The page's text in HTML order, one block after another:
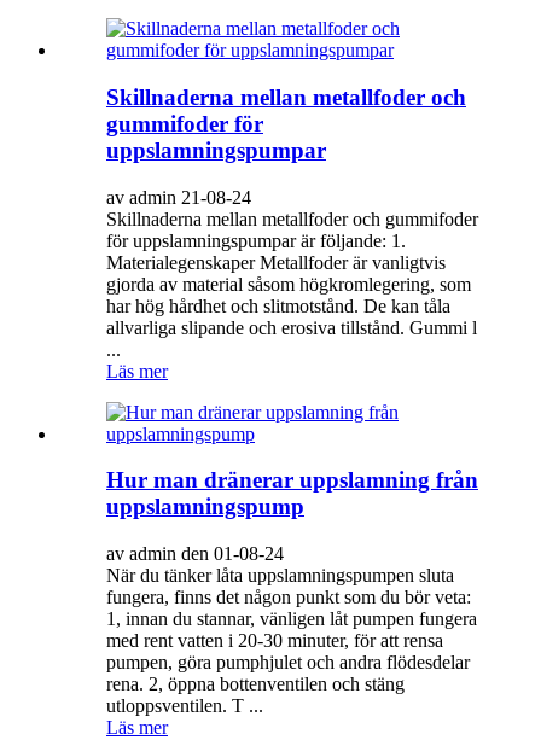
Skillnaderna mellan metallfoder och
gummifoder för
uppslamningspumpar
av admin 21-08-24
Skillnaderna mellan metallfoder och gummifoder
för uppslamningspumpar är följande: 1.
Materialegenskaper Metallfoder är vanligtvis
gjorda av material såsom högkromlegering, som
har hög hårdhet och slitmotstånd. De kan tåla
allvarliga slipande och erosiva tillstånd. Gummi l
...
Läs mer
Hur man dränerar uppslamning från
uppslamningspump
av admin den 01-08-24
När du tänker låta uppslamningspumpen sluta
fungera, finns det någon punkt som du bör veta:
1, innan du stannar, vänligen låt pumpen fungera
med rent vatten i 20-30 minuter, för att rensa
pumpen, göra pumphjulet och andra flödesdelar
rena. 2, öppna bottenventilen och stäng
utloppsventilen. T ...
Läs mer